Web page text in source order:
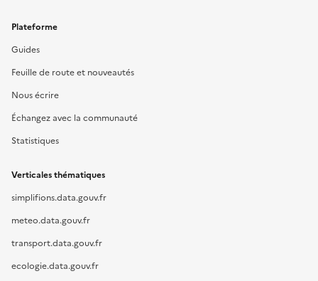
Plateforme
Guides
Feuille de route et nouveautés
Nous écrire
Échangez avec la communauté
Statistiques
Verticales thématiques
simplifions.data.gouv.fr
meteo.data.gouv.fr
transport.data.gouv.fr
ecologie.data.gouv.fr